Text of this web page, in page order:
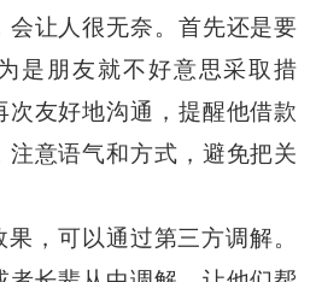
会让人很无奈。首先还是要
是朋友就不好意思采取措
次友好地沟通，提醒他借款
注意语气和方式，避免把关
，可以通过第三方调解。